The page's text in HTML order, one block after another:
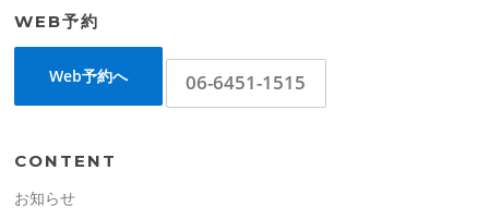
WEB予約
Web予約へ 06-6451-1515
CONTENT
お知らせ